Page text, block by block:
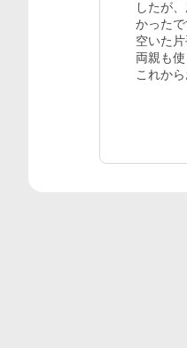
したが
かったで
空いた
両親も
これか